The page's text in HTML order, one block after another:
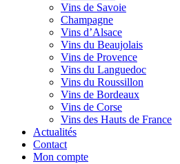
Vins de Savoie
Champagne
Vins d’Alsace
Vins du Beaujolais
Vins de Provence
Vins du Languedoc
Vins du Roussillon
Vins de Bordeaux
Vins de Corse
Vins des Hauts de France
Actualités
Contact
Mon compte